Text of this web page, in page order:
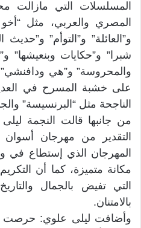
المسلسلات التي مازالت
المصري والعربي، مثل “أخو
و”العائلة” و”التوأم”
شبرا” و”حكايات وبنعيشها”
والمحروسة” و”هي ودافنشي”
على خشبة المسرح في
الناجحة مثل “البرنسيسة”
من جانبها قالت النجمة
التقدير من مهرجان أسوان
المهرجان الذي إستطاع
مكانة متميزة، كما أن
التي تفيض بالجمال
بالامتنان.
وأضافت ليلى علوي: حرصت